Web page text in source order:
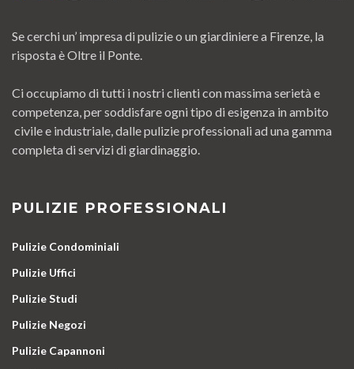
Se cerchi un’ impresa di pulizie o un giardiniere a Firenze, la
risposta è Oltre il Ponte.
Ci occupiamo di tutti i nostri clienti con massima serietà e
competenza, per soddisfare ogni tipo di esigenza in ambito
civile e industriale, dalle pulizie professionali ad una gamma
completa di servizi di giardinaggio.
PULIZIE PROFESSIONALI
Pulizie Condominiali
Pulizie Uffici
Pulizie Studi
Pulizie Negozi
Pulizie Capannoni